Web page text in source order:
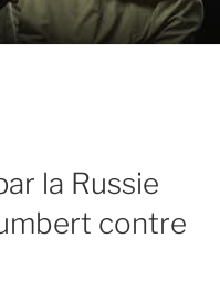
la Russie
contre